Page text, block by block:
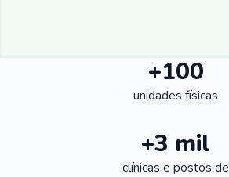
+100
unidades físicas
+3 mil
clínicas e postos de